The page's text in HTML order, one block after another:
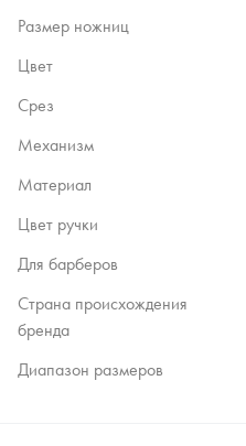
Размер ножниц
Цвет
Срез
Механизм
Материал
Цвет ручки
Для барберов
Страна происхождения
бренда
Диапазон размеров